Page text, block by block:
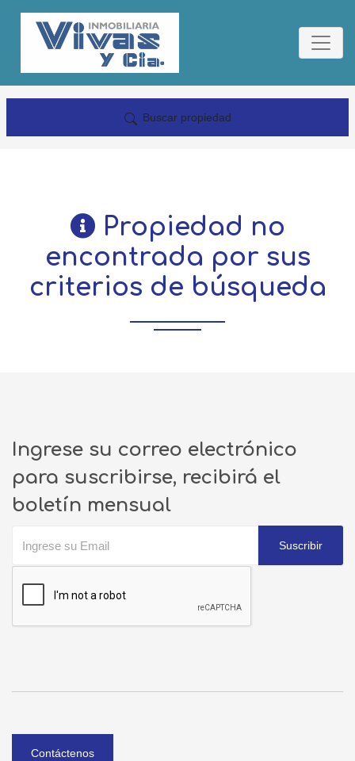
Buscar propiedad
Propiedad no
encontrada por sus
criterios de búsqueda
Ingrese su correo electrónico
para suscribirse, recibirá el
boletín mensual
Suscribir
Contáctenos